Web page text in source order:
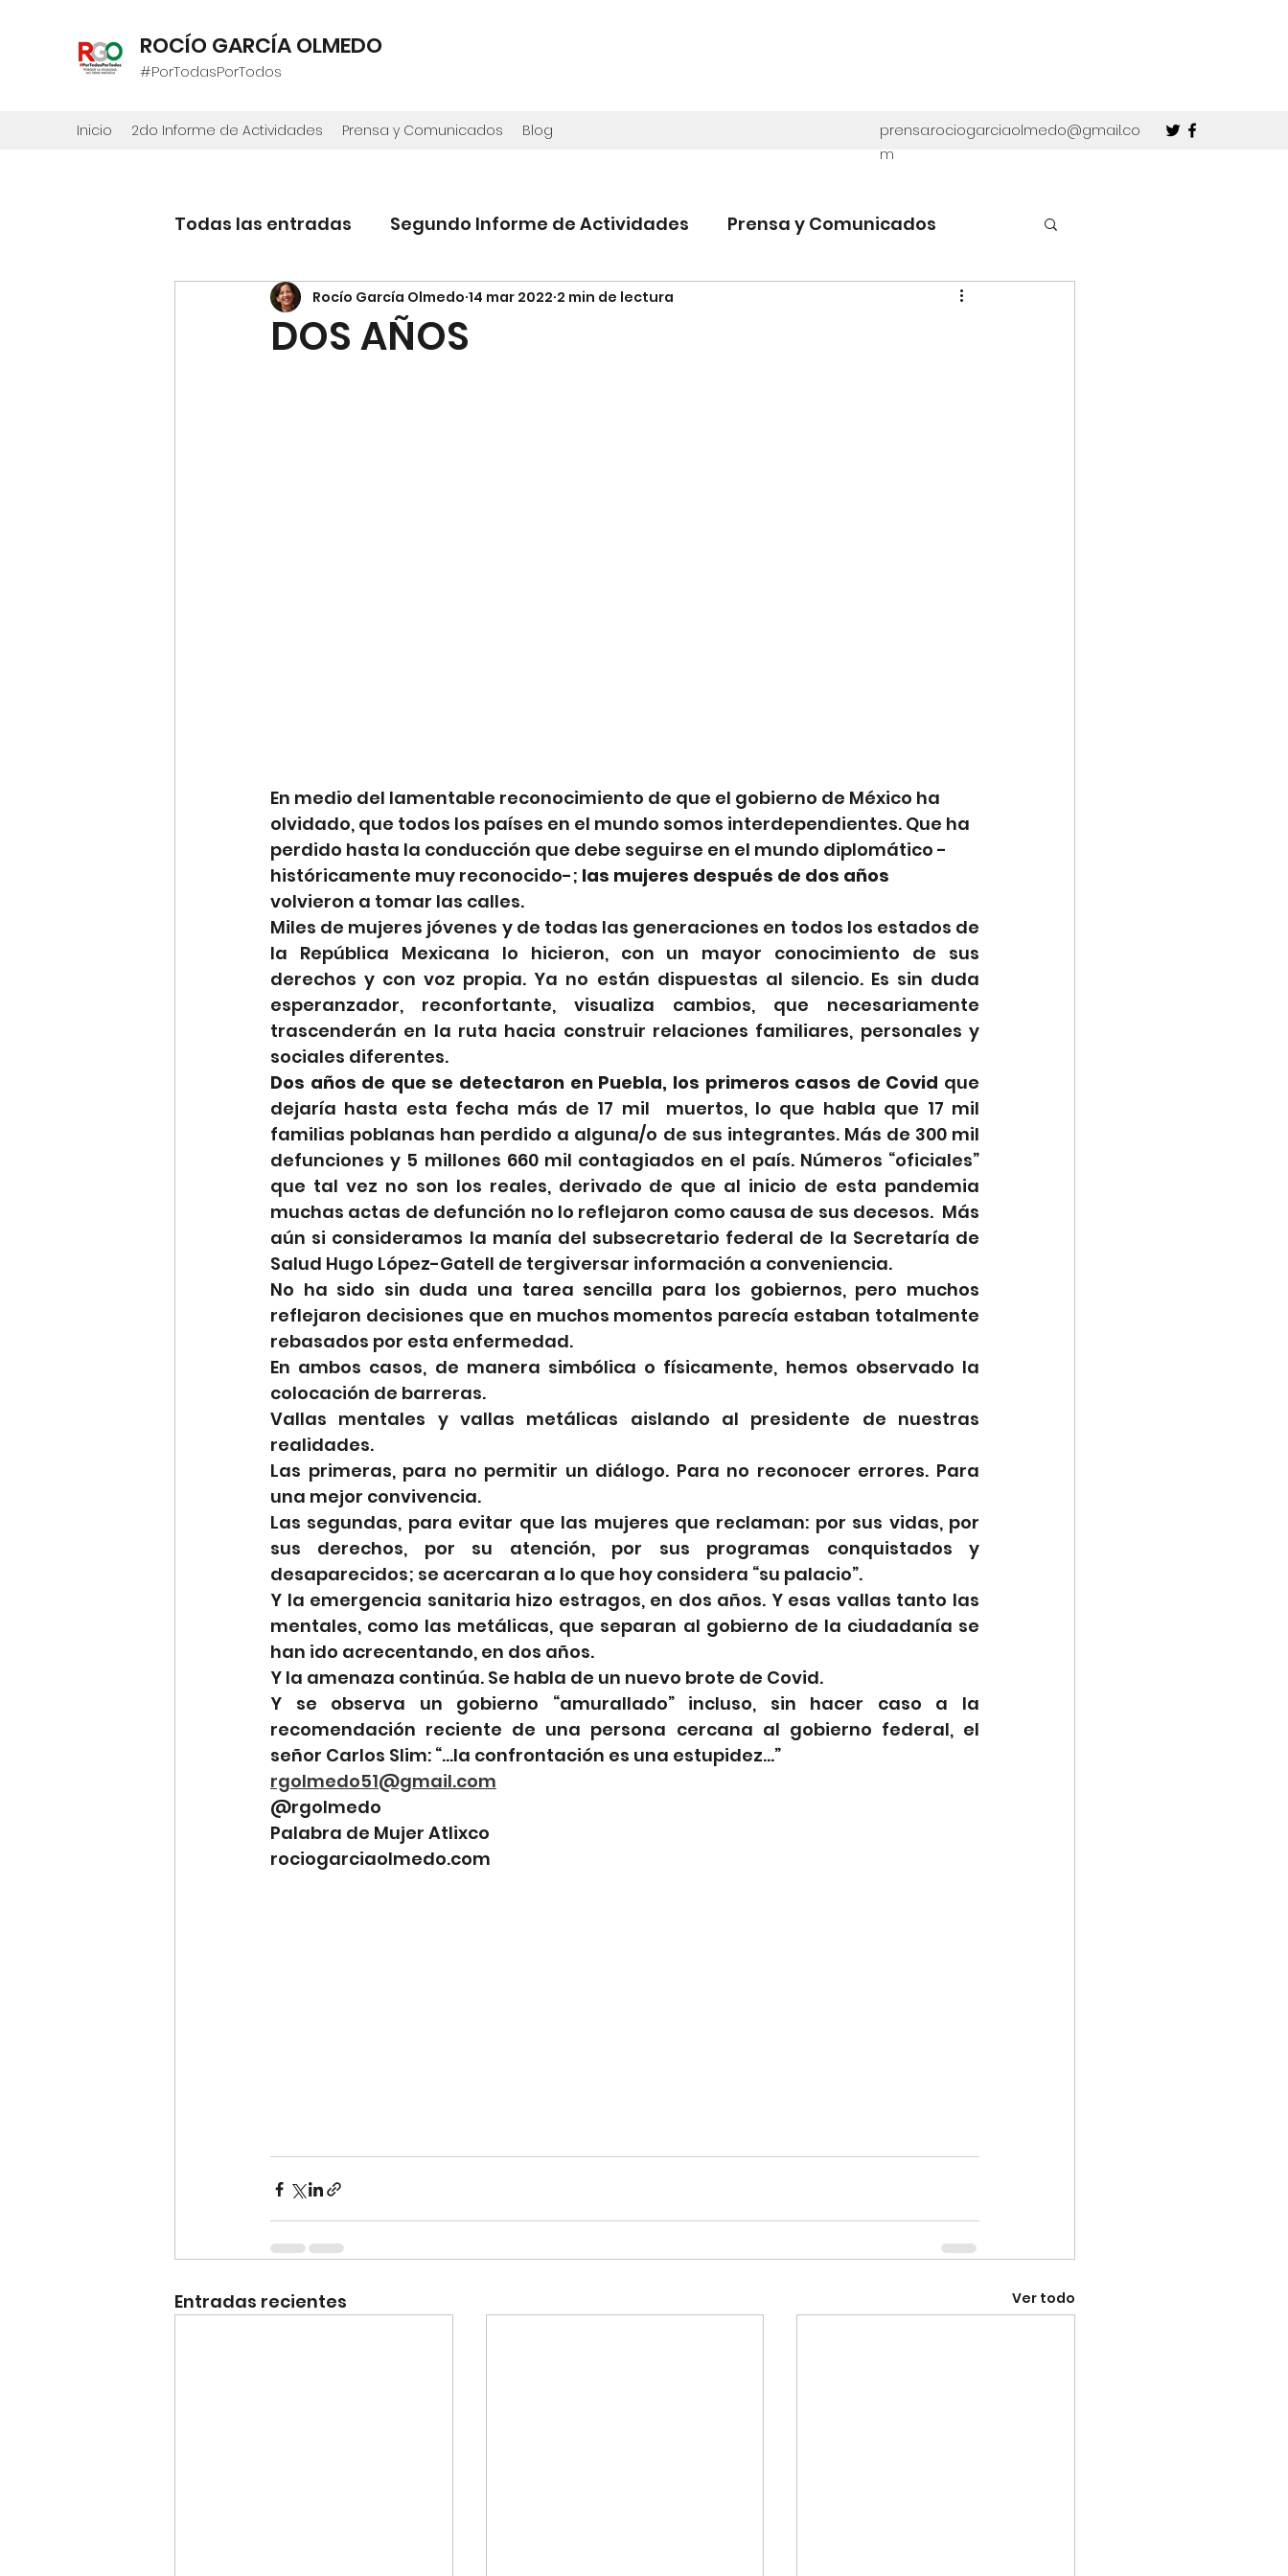
ROCÍO GARCÍA OLMEDO
#PorTodasPorTodos
Inicio 2do Informe de Actividades Prensa y Comunicados Blog
prensa.rociogarciaolmedo@gmail.co
m
Todas las entradas Segundo Informe de Actividades Prensa y Comunicados
DOS AÑOS
Rocío García Olmedo 14 mar 2022 2 min de lectura
En medio del lamentable reconocimiento de que el gobierno de México ha
olvidado, que todos los países en el mundo somos interdependientes. Que ha
perdido hasta la conducción que debe seguirse en el mundo diplomático -
históricamente muy reconocido-; las mujeres después de dos años
volvieron a tomar las calles.
Miles de mujeres jóvenes y de todas las generaciones en todos los estados de
la República Mexicana lo hicieron, con un mayor conocimiento de sus
derechos y con voz propia. Ya no están dispuestas al silencio. Es sin duda
esperanzador, reconfortante, visualiza cambios, que necesariamente
trascenderán en la ruta hacia construir relaciones familiares, personales y
sociales diferentes.
Dos años de que se detectaron en Puebla, los primeros casos de Covid que
dejaría hasta esta fecha más de 17 mil  muertos, lo que habla que 17 mil
familias poblanas han perdido a alguna/o de sus integrantes. Más de 300 mil
defunciones y 5 millones 660 mil contagiados en el país. Números “oficiales”
que tal vez no son los reales, derivado de que al inicio de esta pandemia
muchas actas de defunción no lo reflejaron como causa de sus decesos.  Más
aún si consideramos la manía del subsecretario federal de la Secretaría de
Salud Hugo López-Gatell de tergiversar información a conveniencia.
No ha sido sin duda una tarea sencilla para los gobiernos, pero muchos
reflejaron decisiones que en muchos momentos parecía estaban totalmente
rebasados por esta enfermedad.
En ambos casos, de manera simbólica o físicamente, hemos observado la
colocación de barreras.
Vallas mentales y vallas metálicas aislando al presidente de nuestras
realidades.
Las primeras, para no permitir un diálogo. Para no reconocer errores. Para
una mejor convivencia.
Las segundas, para evitar que las mujeres que reclaman: por sus vidas, por
sus derechos, por su atención, por sus programas conquistados y
desaparecidos; se acercaran a lo que hoy considera “su palacio”.
Y la emergencia sanitaria hizo estragos, en dos años. Y esas vallas tanto las
mentales, como las metálicas, que separan al gobierno de la ciudadanía se
han ido acrecentando, en dos años.
Y la amenaza continúa. Se habla de un nuevo brote de Covid.
Y se observa un gobierno “amurallado” incluso, sin hacer caso a la
recomendación reciente de una persona cercana al gobierno federal, el
señor Carlos Slim: “…la confrontación es una estupidez…”
rgolmedo51@gmail.com
@rgolmedo
Palabra de Mujer Atlixco
rociogarciaolmedo.com
Entradas recientes Ver todo